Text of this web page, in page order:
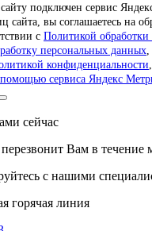
подключен сервис
сайта, вы соглашаетесь на
с Политикой
персональных данных
конфиденциальности
сервиса Яндекс
сейчас
Вам в течение
с нашими
горячая линия